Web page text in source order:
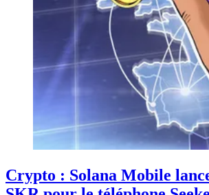
Crypto : Solana Mobile